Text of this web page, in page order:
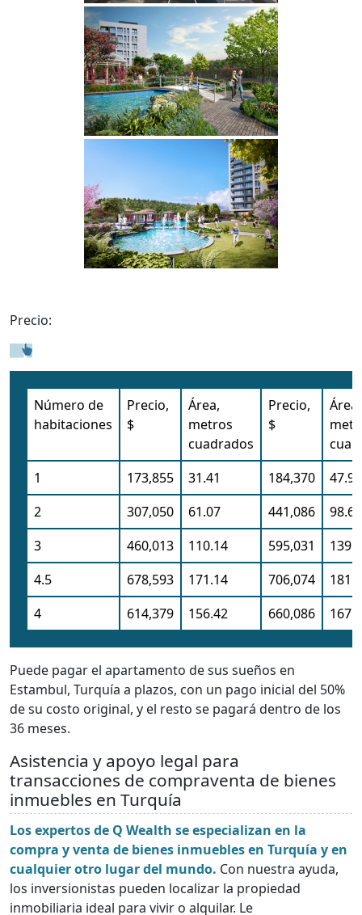
Precio:
Número de
habitaciones
Precio,
$
Área,
metros
cuadrados
Precio,
$
Área,
1
173,855 31.41 184,370
47.91
2
307,050 61.07 441,086
98.61
3
460,013 110.14 595,031
4.5
678,593 171.14 706,074
4
614,379 156.42 660,086
Puede pagar el apartamento de sus sueños en
Estambul, Turquía a plazos, con un pago inicial del 50%
de su costo original, y el resto se pagará dentro de los
36 meses.
Asistencia y apoyo legal para
transacciones de compraventa de bienes
inmuebles en Turquía
Los expertos de Q Wealth se especializan en la
compra y venta de bienes inmuebles en Turquía y en
cualquier otro lugar del mundo. Con nuestra ayuda,
los inversionistas pueden localizar la propiedad
inmobiliaria ideal para vivir o alquilar. Le